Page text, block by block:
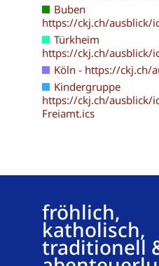
Buben
https://ckj.ch/ausblick/
https://ckj.ch/ausblick/
Köln - https://ckj.ch/
https://ckj.ch/
Freiamt.ics
fröhlich,
katholisch,
traditionell